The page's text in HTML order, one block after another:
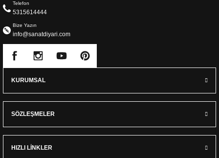
Telefon
5315614444
Bize Yazın
info@sanatdiyari.com
KURUMSAL
SÖZLEŞMELER
HIZLI LİNKLER